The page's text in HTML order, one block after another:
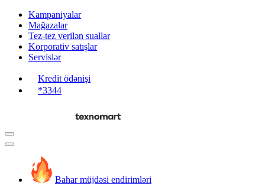
Kampaniyalar
Mağazalar
Tez-tez verilən suallar
Korporativ satışlar
Servislər
Kredit ödənişi
*3344
Bahar müjdəsi endirimləri